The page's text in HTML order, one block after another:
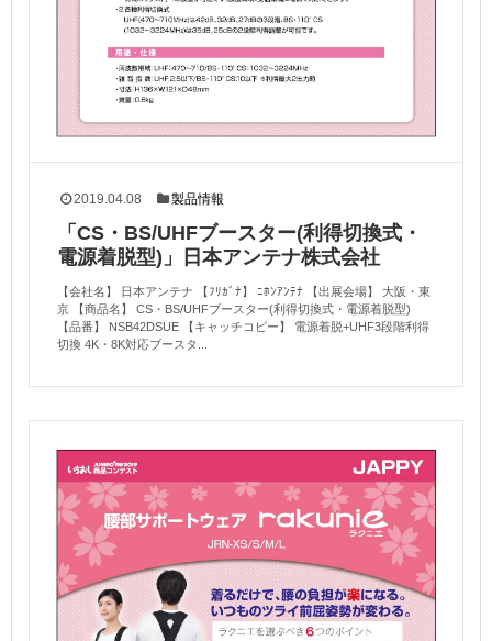
2019.04.08 製品情報
「CS・BS/UHFブースター(利得切換式・
電源着脱型)」日本アンテナ株式会社
【会社名】 日本アンテナ 【ﾌﾘｶﾞﾅ】 ﾆﾎﾝｱﾝﾃﾅ 【出展会場】 大阪・東
京 【商品名】 CS・BS/UHFブースター(利得切換式・電源着脱型)
【品番】 NSB42DSUE 【キャッチコピー】 電源着脱+UHF3段階利得
切換 4K・8K対応ブースタ...